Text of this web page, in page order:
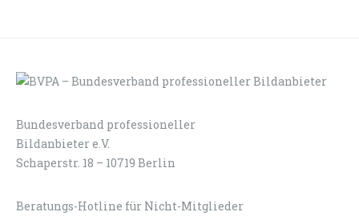
Bundesverband professioneller
Bildanbieter e.V.
Schaperstr. 18 – 10719 Berlin
Beratungs-Hotline für Nicht-Mitglieder